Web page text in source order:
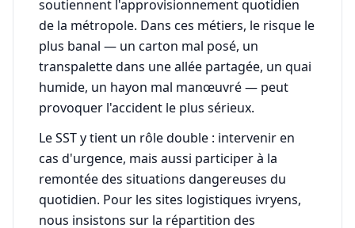
soutiennent l'approvisionnement quotidien
de la métropole. Dans ces métiers, le risque le
plus banal — un carton mal posé, un
transpalette dans une allée partagée, un quai
humide, un hayon mal manœuvré — peut
provoquer l'accident le plus sérieux.
Le SST y tient un rôle double : intervenir en
cas d'urgence, mais aussi participer à la
remontée des situations dangereuses du
quotidien. Pour les sites logistiques ivryens,
nous insistons sur la répartition des